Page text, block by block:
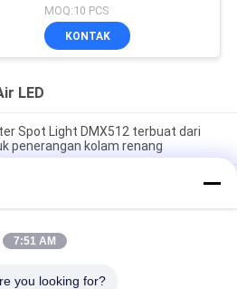
MOQ:10 PCS
KONTAK
LED
Spot Light DMX512 terbuat dari
penerangan kolam renang
Light 6x3W 1x20W LED COB
2W LED Underwater Spot Light
Renang / Kolam / Air Mancur 0 -
7:51 AM
you looking for?